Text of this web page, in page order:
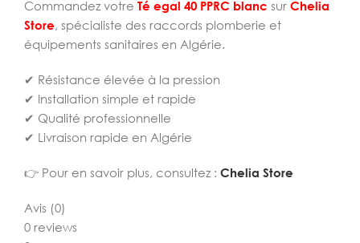
Commandez votre Té egal 40 PPRC blanc sur Chelia
Store, spécialiste des raccords plomberie et
équipements sanitaires en Algérie.
✔ Résistance élevée à la pression
✔ Installation simple et rapide
✔ Qualité professionnelle
✔ Livraison rapide en Algérie
👉 Pour en savoir plus, consultez : Chelia Store
Avis (0)
0 reviews